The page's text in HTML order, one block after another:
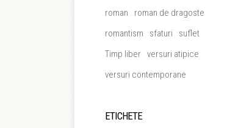
roman
roman de dragoste
romantism
sfaturi
suflet
Timp liber versuri atipice
versuri contemporane
ETICHETE